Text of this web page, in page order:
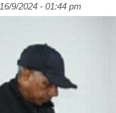
16/9/2024 - 01:44 pm